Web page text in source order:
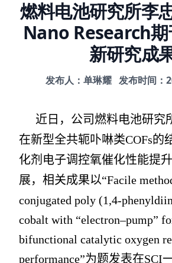
燃料电池研究所李
Nano Research期
新研究成
发布人：单琳耀 发布时间：
近日，公司燃料电池研究
在新型全共轭卟啉类COFs的
化剂电子调控氧催化性能提
展，相关成果以“Facile
conjugated poly (1,4-
cobalt with “electron–pump”
bifunctional catalytic oxygen
performance”为题发表在SCI